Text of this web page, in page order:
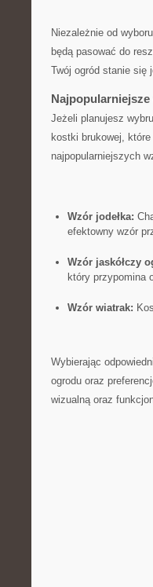
Niezależnie od
będą pasować do
Twój ogród stanie​ się
Jeżeli ⁣planujesz
kostki brukowej,
najpopularniejszych
Wzór jodełka:
efektowny wzór
Wzór jaskółczy
który przypomina
Wzór wiatrak:
Wybierając
ogrodu ⁤oraz
wizualną oraz